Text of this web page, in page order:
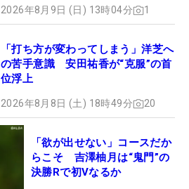
2026年8月9日 (日) 13時04分 1
「打ち方が変わってしまう」洋芝へ
の苦手意識 安田祐香が“克服”の首
位浮上
2026年8月8日 (土) 18時49分 20
「欲が出せない」コースだか
らこそ 吉澤柚月は“鬼門”の
決勝Rで初Vなるか